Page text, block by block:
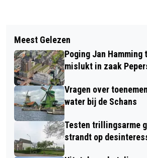
SNEAK PEEKS INHOUD
ADVENTSKALENDER
ZAANDAMSE BUSHOKJES
VERGUNNING VOOR DRIE
BOVENWONINGEN OP
BAKKERIJ BRAKENHOFF
Meest Gelezen
Poging Jan
mislukt in zaak
Vragen over
water bij de Schans
Testen trillingsarme
strandt op